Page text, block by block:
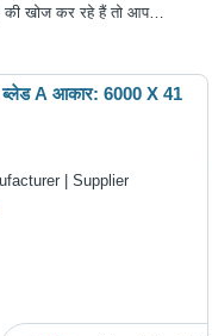
की खोज कर रहे हैं तो आप
चुन सकते हैं। हम विभिन्न
हैं।
ब्लेड A आकार: 6000 X 41
| Supplier